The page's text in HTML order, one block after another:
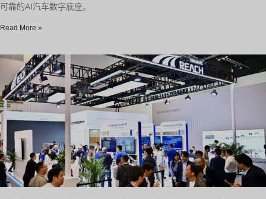
可靠的AI汽车数字底座。
Read More »